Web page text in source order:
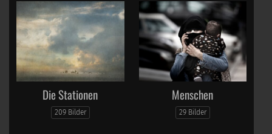
Die Stationen
209 Bilder
Menschen
29 Bilder